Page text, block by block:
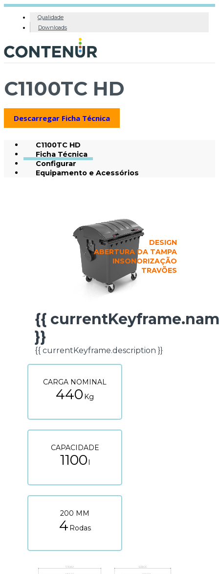
Qualidade
Downloads
C1100TC HD
Descarregar Ficha Técnica
C1100TC HD
Ficha Técnica
Configurar
Equipamento e Acessórios
{{
}}
{{ currentKeyframe.description }}
DESIGN
ABERTURA DA TAMPA
INSONORIZAÇÃO
TRAVÕES
FICHA TÉCNICA
CARGA NOMINAL
440Kg
CAPACIDADE
1100l
200 MM
4Rodas